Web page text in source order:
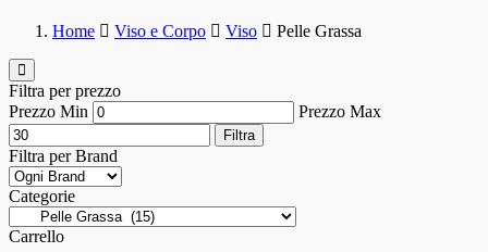
Home Viso e Corpo Viso Pelle Grassa
Filtra per prezzo
Prezzo Min
Prezzo Max
Filtra
Filtra per Brand
Categorie
Carrello